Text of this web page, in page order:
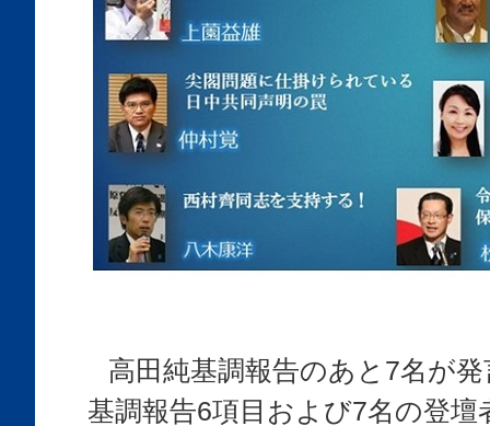
高田純基調報告のあと7名が
基調報告6項目および7名の登